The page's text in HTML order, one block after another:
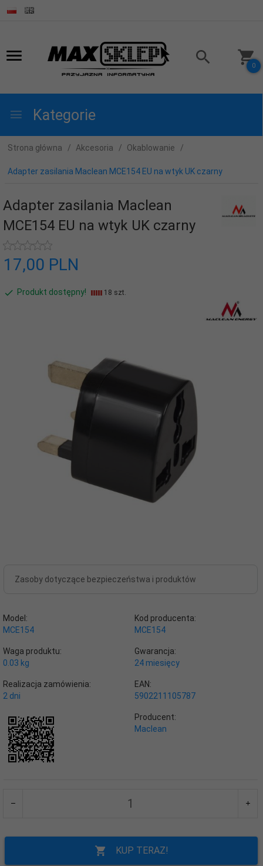
0
Kategorie
Strona główna Akcesoria Okablowanie
Adapter zasilania Maclean MCE154 EU na wtyk UK czarny
Adapter zasilania Maclean
MCE154 EU na wtyk UK czarny
17,00 PLN
Produkt dostępny! 18 szt.
Zasoby dotyczące bezpieczeństwa i produktów
Model:
MCE154
Kod producenta:
MCE154
Waga produktu:
0.03 kg
Gwarancja:
24 miesięcy
Realizacja zamówienia:
2 dni
EAN:
5902211105787
Producent:
Maclean
KUP TERAZ!